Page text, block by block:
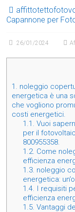
Capannone per
26/01/2024
1. noleggio
energetica è una
che vogliono
costi energetici.
1.1. Vuoi
per il
800955358.
1.2. Come
efficienza
1.3. noleggio
energetica:
1.4. I requisiti
efficienza
1.5. Vantaggi